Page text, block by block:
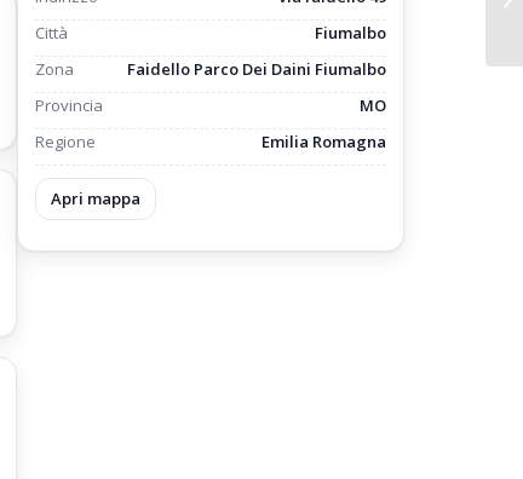
Città
Fiumalbo
Zona
Faidello Parco Dei Daini Fiumalbo
Provincia
MO
Regione
Emilia Romagna
Apri mappa